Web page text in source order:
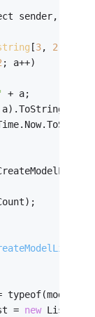
sender,
[3, 2
; a++)
+ a;
=
new